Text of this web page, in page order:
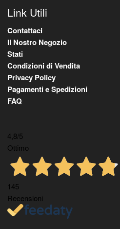
Link Utili
Contattaci
Il Nostro Negozio
Stati
Condizioni di Vendita
Privacy Policy
Pagamenti e Spedizioni
FAQ
4,8/5
Ottimo
145
Recensioni